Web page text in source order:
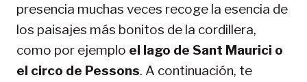
presencia muchas veces recoge la esencia de
los paisajes más bonitos de la cordillera,
como por ejemplo el lago de Sant Maurici o
el circo de Pessons. A continuación, te